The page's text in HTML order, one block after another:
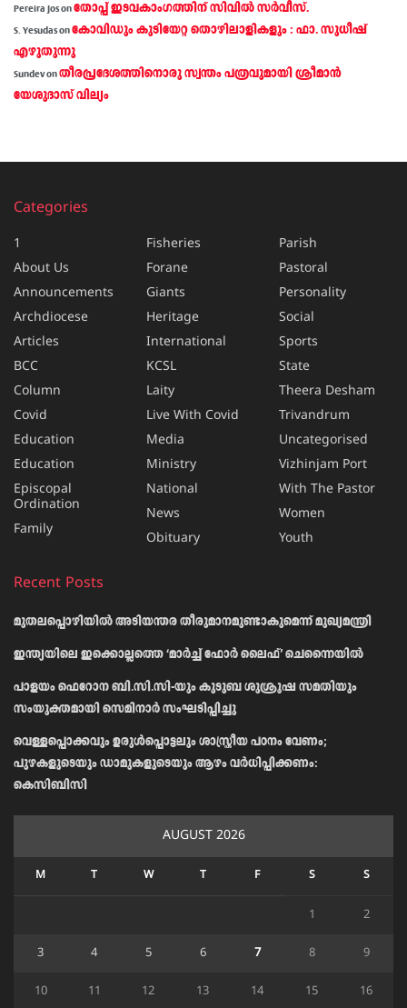
Pereira Josonതോപ്പ് ഇടവകാംഗത്തിന് സിവിൽ സർവീസ്.
S. Yesudasonകോവിഡും കുടിയേറ്റ തൊഴിലാളികളും : ഫാ. സുധീഷ്
എഴുതുന്നു
Sundevonതീരപ്രദേശത്തിനൊരു സ്വന്തം പത്രവുമായി ശ്രീമാന്‍
യേശുദാസ് വില്യം
Categories
1
About Us
Announcements
Archdiocese
Articles
BCC
Column
Covid
Education
Education
Episcopal
Ordination
Family
Fisheries
Forane
Giants
Heritage
International
KCSL
Laity
Live With Covid
Media
Ministry
National
News
Obituary
Parish
Pastoral
Personality
Social
Sports
State
Theera Desham
Trivandrum
Uncategorised
Vizhinjam Port
With The Pastor
Women
Youth
Recent Posts
മുതലപ്പൊഴിയിൽ അടിയന്തര തീരുമാനമുണ്ടാകുമെന്ന് മുഖ്യമന്ത്രി
ഇന്ത്യയിലെ ഇക്കൊല്ലത്തെ ‘മാർച്ച് ഫോർ ലൈഫ്’ ചെന്നൈയിൽ
പാളയം ഫെറോന ബി.സി.സി-യും കുടുബ ശുശ്രൂഷ സമതിയും
സംയുക്തമായി സെമിനാർ സംഘടിപ്പിച്ചു
വെള്ളപ്പൊക്കവും ഉരുള്‍പ്പൊട്ടലും ശാസ്ത്രീയ പഠനം വേണം;
പുഴകളുടെയും ഡാമുകളുടെയും ആഴം വര്‍ധിപ്പിക്കണം:
കെസിബിസി
AUGUST 2026
M T W T F S S
1 2
3 4 5 6 7 8 9
10 11 12 13 14 15 16